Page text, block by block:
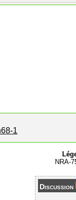
1
NRA-
Discussion